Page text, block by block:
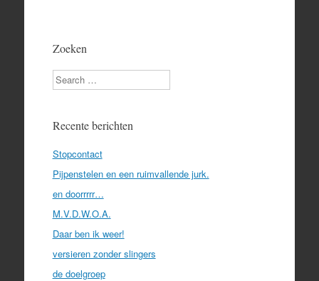
Zoeken
Search
Recente berichten
Stopcontact
Pijpenstelen en een ruimvallende jurk.
en doorrrrr…
M.V.D.W.O.A.
Daar ben ik weer!
versieren zonder slingers
de doelgroep